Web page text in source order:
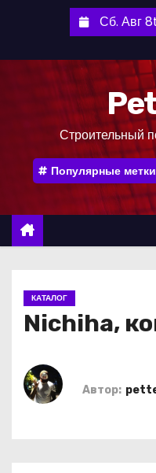
е
Сб. Авг
Строительный
Популярные метки
КАТАЛОГ
Nichiha,
Автор: